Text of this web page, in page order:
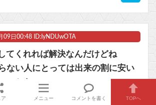
09日00:48 ID:IyNDUwOTA
てくれれば解決なんだけどね
ない人にとっては出来の割に安い
いから
ア メニュー コメントを書く TOPへ